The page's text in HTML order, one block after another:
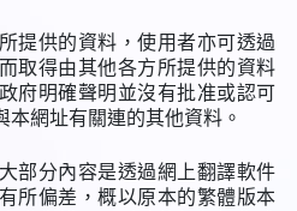
提供的資料，使用者亦可透過
取得由其他各方所提供的資料
府明確聲明並沒有批准或認可
網址有關連的其他資料。
部分內容是透過網上翻譯軟件
所偏差，概以原本的繁體版本